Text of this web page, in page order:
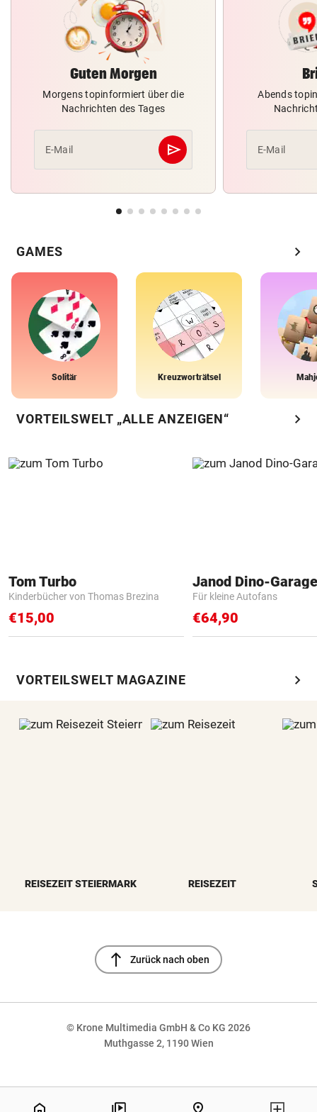
Guten Morgen
Morgens topinformiert über die
Nachrichten des Tages
E-Mail send
Abschicken
Abends
E-Mail
GAMES chevron_right
Solitär Kreuzworträtsel
VORTEILSWELT „ALLE ANZEIGEN“ chevron_right
Tom Turbo
Kinderbücher von Thomas Brezina
€15,00
Janod Dino-Garage
Für kleine Autofans
€64,90
VORTEILSWELT MAGAZINE chevron_right
REISEZEIT STEIERMARK REISEZEIT
north Zurück nach oben
© Krone Multimedia GmbH & Co KG 2026
Muthgasse 2, 1190 Wien
NaN%